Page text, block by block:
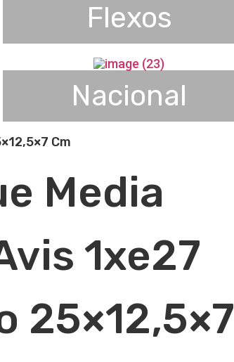
Flexos
Nacional
Cm
Media
1xe27
25×12,5×7